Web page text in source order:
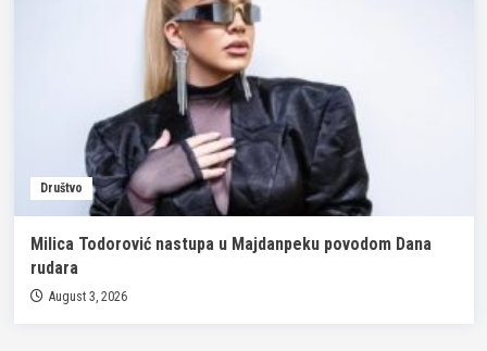
Društvo
Milica Todorović nastupa u Majdanpeku povodom Dana
rudara
August 3, 2026